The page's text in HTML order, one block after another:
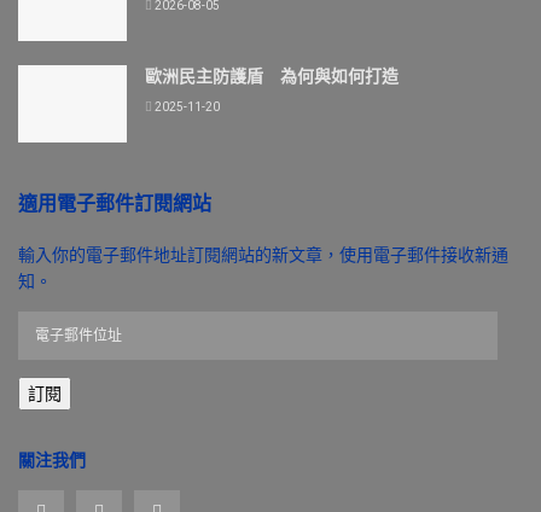
2026-08-05
歐洲民主防護盾 為何與如何打造
2025-11-20
適用電子郵件訂閱網站
輸入你的電子郵件地址訂閱網站的新文章，使用電子郵件接收新通
知。
郵
件
址
訂閱
關注我們